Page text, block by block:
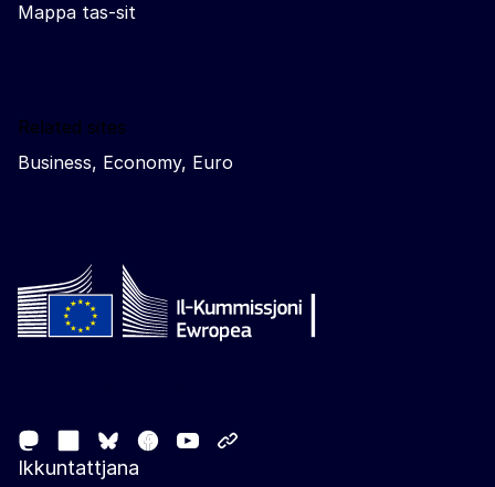
Mappa tas-sit
Related sites
Business, Economy, Euro
MastodonLinkedIn
Bluesky
Facebook
Youtube
Ikkuntattjana